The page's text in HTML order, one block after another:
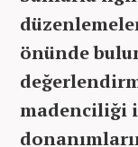
önünde
madenciliği